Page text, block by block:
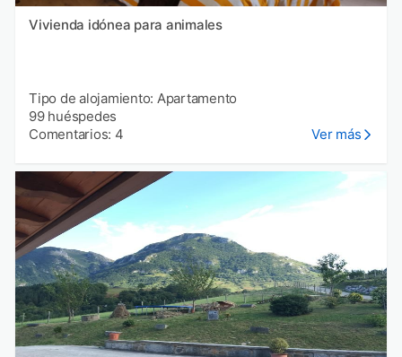
Vivienda idónea para animales
Tipo de alojamiento: Apartamento
99 huéspedes
Comentarios: 4
Ver más